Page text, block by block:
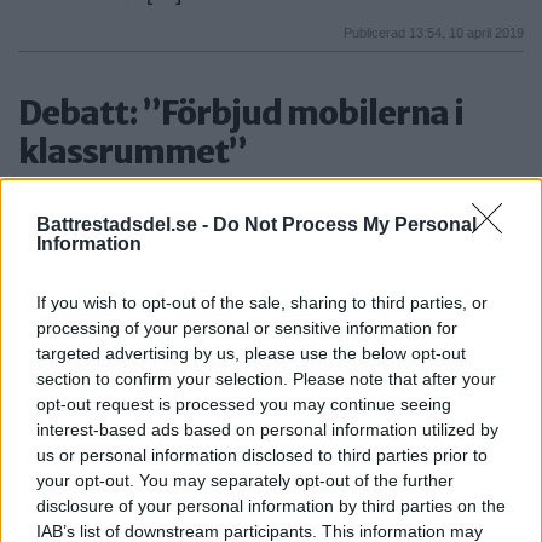
Battrestadsdel.se - Do Not Process My Personal
Information
If you wish to opt-out of the sale, sharing to third parties, or
processing of your personal or sensitive information for
targeted advertising by us, please use the below opt-out
section to confirm your selection. Please note that after your
opt-out request is processed you may continue seeing
interest-based ads based on personal information utilized by
us or personal information disclosed to third parties prior to
your opt-out. You may separately opt-out of the further
disclosure of your personal information by third parties on the
IAB’s list of downstream participants. This information may
Publicerad 13:54, 10 april 2019
Debatt: ”Förbjud mobilerna i
klassrummet”
DEBATT. Liberalerna vill lagstifta om mobilfria
klassrum i […]
Publicerad 11:38, 5 februari 2018
DEBATT: ”Hemmasittande
skolelever en tickande bomb”
ÅSIKTER
DEBATT. DN publicerade 20/2 en artikel Skolan
passar […]
Publicerad 10:30, 24 februari 2017